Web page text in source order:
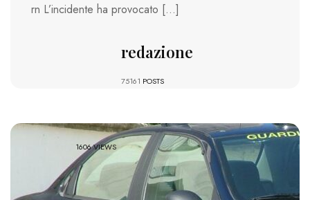
rn L’incidente ha provocato […]
redazione
75161 POSTS
1606 VIEWS